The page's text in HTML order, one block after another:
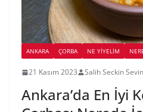
ANKARA ÇORBA NE YİYELİM
21 Kasım 2023 Salih Seckin
Ankara’da En İyi